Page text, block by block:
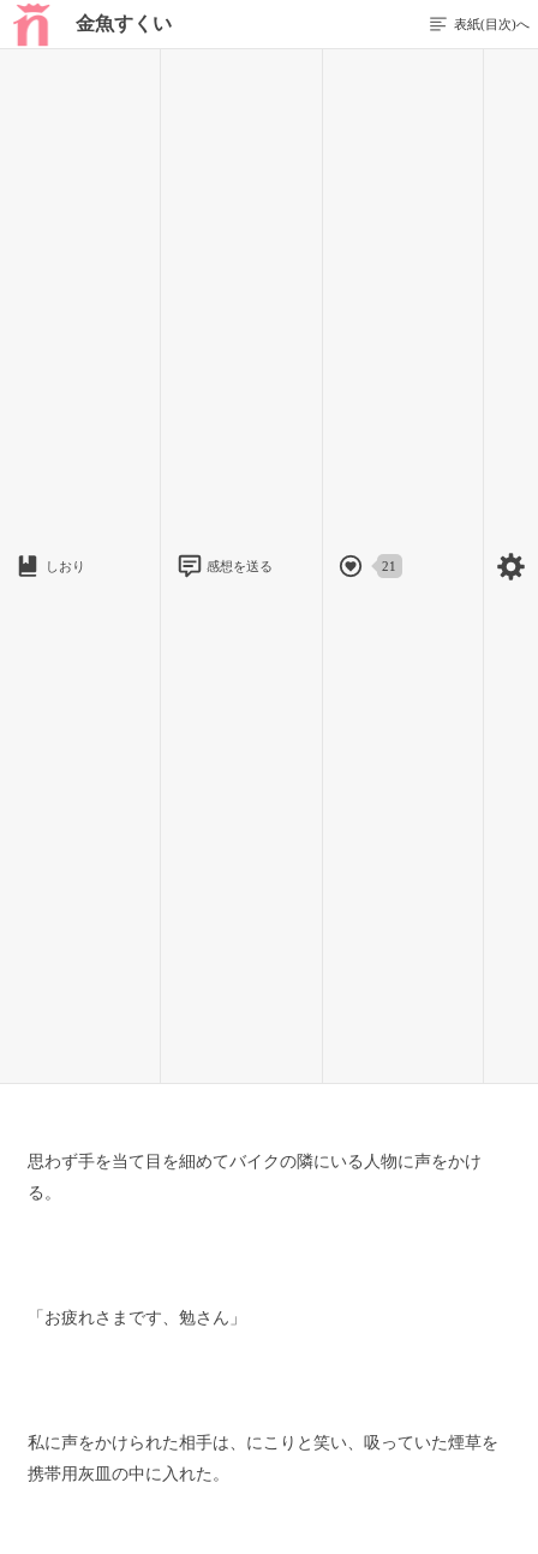
金魚すくい 表紙(目次)へ
しおり 感想を送る 21
前のページを表示する
思わず手を当て目を細めてバイクの隣にいる人物に声をかけ
る。
「お疲れさまです、勉さん」
私に声をかけられた相手は、にこりと笑い、吸っていた煙草を
携帯用灰皿の中に入れた。